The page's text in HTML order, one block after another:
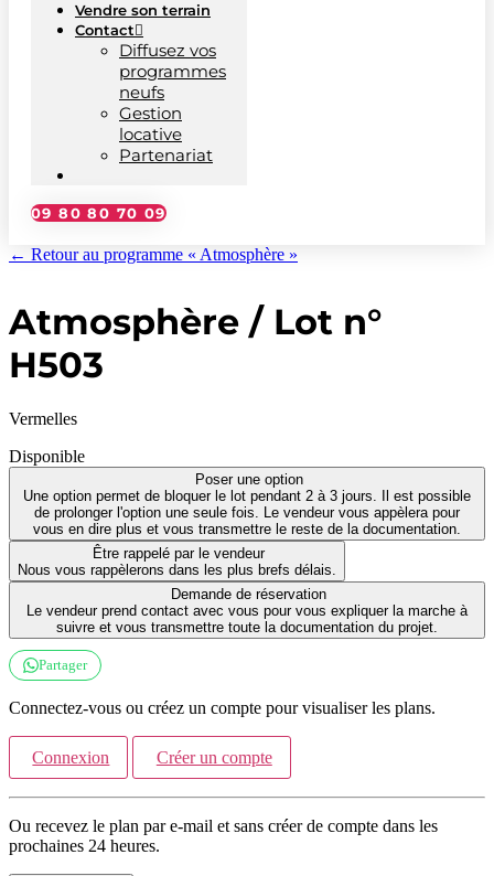
Vendre son terrain
Contact
Diffusez vos
programmes
neufs
Gestion
locative
Partenariat
09 80 80 70 09
← Retour au programme « Atmosphère »
Atmosphère / Lot n°
H503
Vermelles
Disponible
Poser une option
Une option permet de bloquer le lot pendant 2 à 3 jours. Il est possible
de prolonger l'option une seule fois. Le vendeur vous appèlera pour
vous en dire plus et vous transmettre le reste de la documentation.
Être rappelé par le vendeur
Nous vous rappèlerons dans les plus brefs délais.
Demande de réservation
Le vendeur prend contact avec vous pour vous expliquer la marche à
suivre et vous transmettre toute la documentation du projet.
Partager
Connectez-vous ou créez un compte pour visualiser les plans.
Connexion Créer un compte
Ou recevez le plan par e-mail et sans créer de compte dans les
prochaines 24 heures.